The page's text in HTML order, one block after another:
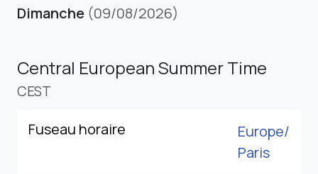
Dimanche (09/08/2026)
Central European Summer Time
CEST
Fuseau horaire
Europe/
Paris